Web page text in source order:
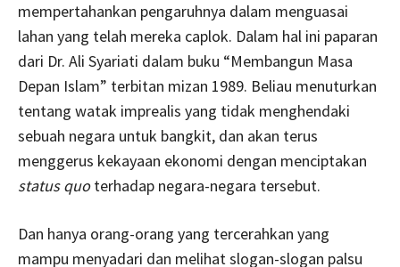
mempertahankan pengaruhnya dalam menguasai
lahan yang telah mereka caplok. Dalam hal ini paparan
dari Dr. Ali Syariati dalam buku “Membangun Masa
Depan Islam” terbitan mizan 1989. Beliau menuturkan
tentang watak imprealis yang tidak menghendaki
sebuah negara untuk bangkit, dan akan terus
menggerus kekayaan ekonomi dengan menciptakan
status quoterhadap negara-negara tersebut.
Dan hanya orang-orang yang tercerahkan yang
mampu menyadari dan melihat slogan-slogan palsu